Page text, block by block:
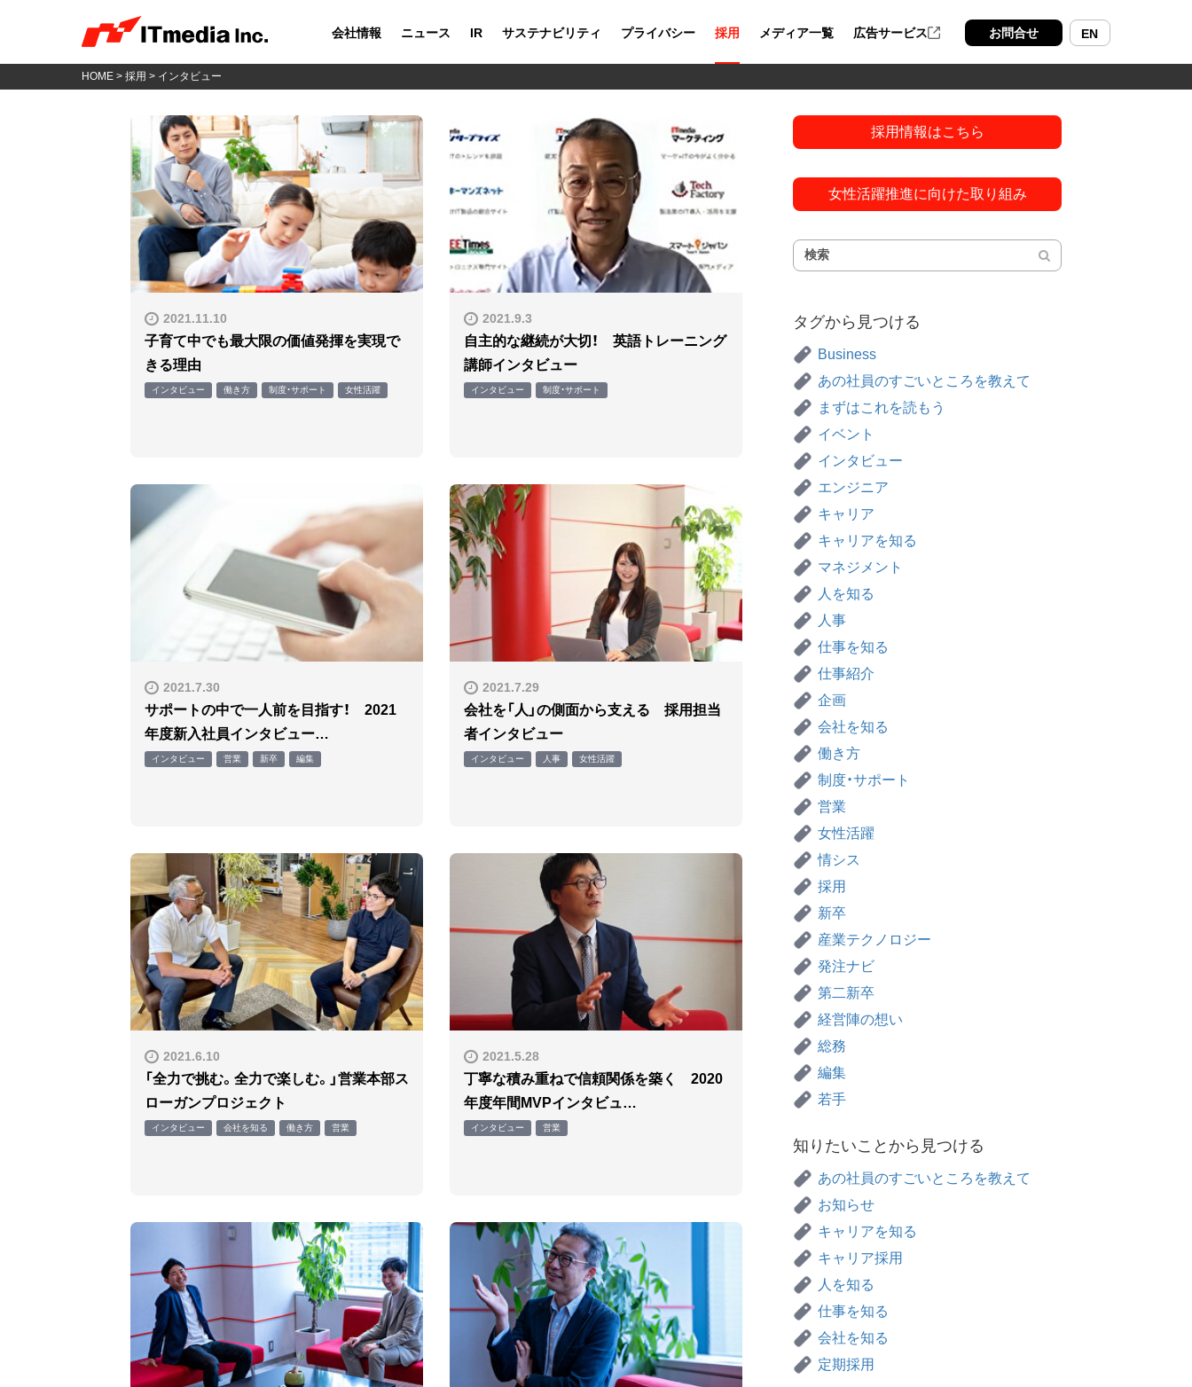
会社情報 ニュース IR サステナビリティ プライバシー 採用 メディア一覧 広告サービス お問合せ EN
HOME > 採用 > インタビュー
2021.11.10
子育て中でも最大限の価値発揮を実現で
きる理由
インタビュー 働き方 制度・サポート 女性活躍
2021.9.3
自主的な継続が大切！ 英語トレーニング
講師インタビュー
インタビュー 制度・サポート
2021.7.30
サポートの中で一人前を目指す！ 2021
年度新入社員インタビュー…
インタビュー 営業 新卒 編集
2021.7.29
会社を「人」の側面から支える 採用担当
者インタビュー
インタビュー 人事 女性活躍
2021.6.10
「全力で挑む。全力で楽しむ。」営業本部ス
ローガンプロジェクト
インタビュー 会社を知る 働き方 営業
2021.5.28
丁寧な積み重ねで信頼関係を築く 2020
年度年間MVPインタビュ…
インタビュー 営業
採用情報はこちら
女性活躍推進に向けた取り組み
タグから見つける
Business
あの社員のすごいところを教えて
まずはこれを読もう
イベント
インタビュー
エンジニア
キャリア
キャリアを知る
マネジメント
人を知る
人事
仕事を知る
仕事紹介
企画
会社を知る
働き方
制度・サポート
営業
女性活躍
情シス
採用
新卒
産業テクノロジー
発注ナビ
第二新卒
経営陣の想い
総務
編集
若手
知りたいことから見つける
あの社員のすごいところを教えて
お知らせ
キャリアを知る
キャリア採用
人を知る
仕事を知る
会社を知る
定期採用